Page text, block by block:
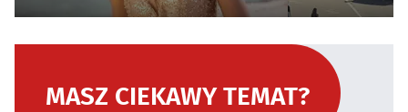
MASZ CIEKAWY TEMAT?